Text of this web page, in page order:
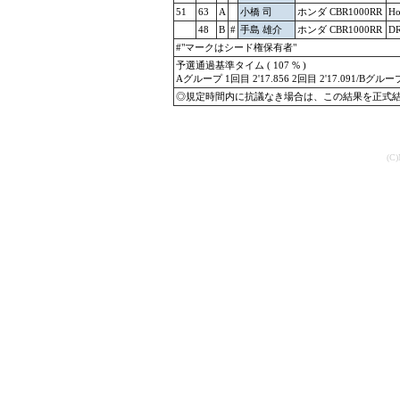
51
63 A 小橋 司 ホンダ CBR1000RR
48
B # 手島 雄介 ホンダ CBR1000RR
#"マークはシード権保有者"
予選通過基準タイム ( 107 % )
Aグループ 1回目 2'17.856 2回目 2'17.091/Bグルー
◎規定時間内に抗議なき場合は、この結果を正式